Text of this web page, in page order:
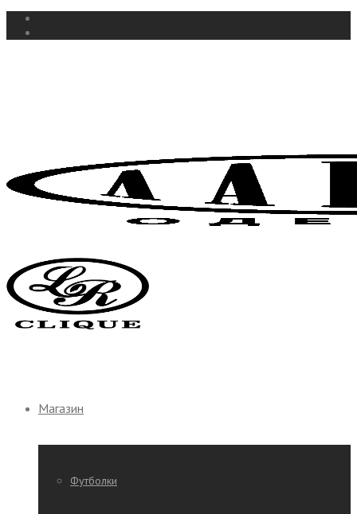
Магазин
Футболки